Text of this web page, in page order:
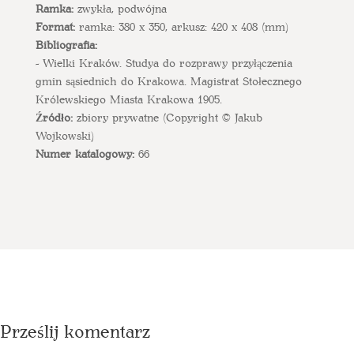
Ramka:zwykła, podwójna
Format:ramka: 380 x 350, arkusz: 420 x 408 (mm)
Bibliografia:
- Wielki Kraków. Studya do rozprawy przyłączenia
gmin sąsiednich do Krakowa. Magistrat Stołecznego
Królewskiego Miasta Krakowa 1905.
Źródło:zbiory prywatne (Copyright © Jakub
Wojkowski)
Numer katalogowy:66
Prześlij komentarz